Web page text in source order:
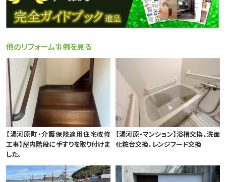
他のリフォーム事例を見る
【湯河原町・介護保険適用住宅改修
工事】屋内階段に手すりを取り付けま
した。
【湯河原・マンション】浴槽交換、洗面
化粧台交換、レンジフード交換